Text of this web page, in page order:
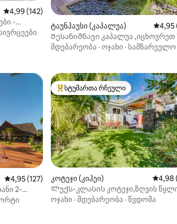
საშუალო შეფასებაა 5‑დან 4,99, 142 მიმოხილვა
4,99 (142)
-
ტაუნჰაუსი (კაპალუა)
4,95
Შესანიშნავი კაპალუა ,იცხოვრეთ 7
ღამით, გადაიხადეთ მხოლოდ 6 !
მდებარეობა · ოჯახი · სამზარეულო
საშუალო შეფასებაა 5‑დან 4,95, 127 მიმოხილვა
4,95 (127)
2-
სტუმართა რჩეული მოწინავე
სტუმართა რჩეული
კოტეჯი (კიჰეი)
4,98
Ლუქს-კლასის კოტეჯი,ზღვის
სპა-დახურეთ პლაჟთან,სასადილო
ოჯახი · მდებარეობა · წვდომა